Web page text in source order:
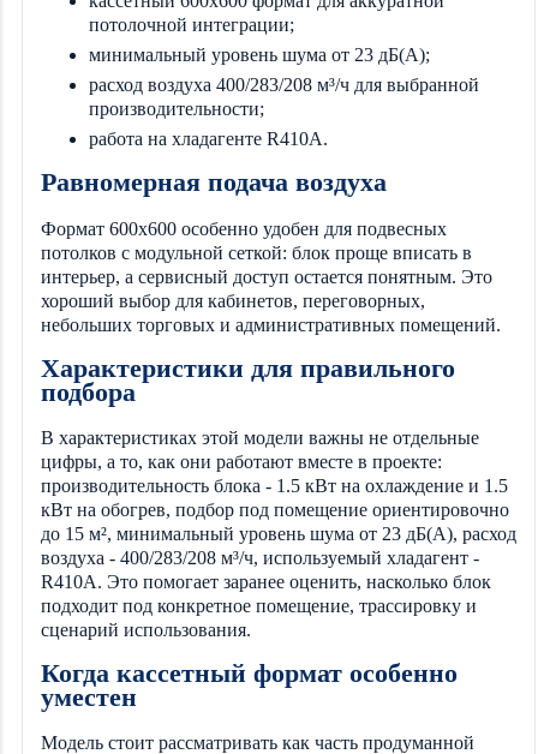
потолочной интеграции;
минимальный уровень шума от 23 дБ(А);
расход воздуха 400/283/208 м³/ч для выбранной
производительности;
работа на хладагенте R410A.
Равномерная подача воздуха
Формат 600х600 особенно удобен для подвесных
потолков с модульной сеткой: блок проще вписать в
интерьер, а сервисный доступ остается понятным. Это
хороший выбор для кабинетов, переговорных,
небольших торговых и административных помещений.
Характеристики для правильного
подбора
В характеристиках этой модели важны не отдельные
цифры, а то, как они работают вместе в проекте:
производительность блока - 1.5 кВт на охлаждение и 1.5
кВт на обогрев, подбор под помещение ориентировочно
до 15 м², минимальный уровень шума от 23 дБ(А), расход
воздуха - 400/283/208 м³/ч, используемый хладагент -
R410A. Это помогает заранее оценить, насколько блок
подходит под конкретное помещение, трассировку и
сценарий использования.
Когда кассетный формат особенно
уместен
Модель стоит рассматривать как часть продуманной